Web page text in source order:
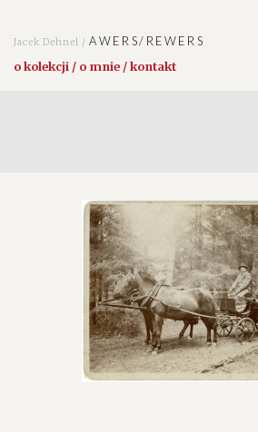
Jacek Dehnel /AWERS/REWERS
o kolekcji / o mnie / kontakt